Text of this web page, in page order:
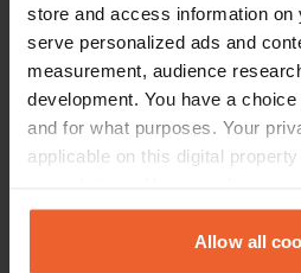
store and access information on
serve personalized ads and
measurement, audience
development. You have a
and for what purposes. Your
applicable on this digital
any time from the Cookie
the Privacy trigger icon.Allow all
L'adresse sera partagée
Emplacement
Clessé, France
174503